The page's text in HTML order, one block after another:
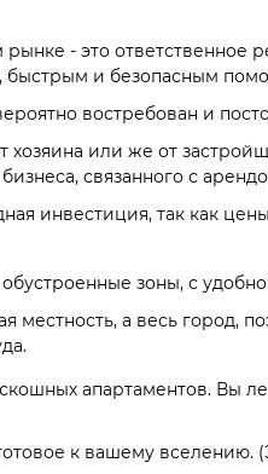
- это
и безопасным
востребован и
хозяина или же от
связанного с
инвестиция, так как
зоны, с
местность, а весь город,
апартаментов. Вы
к вашему вселению.